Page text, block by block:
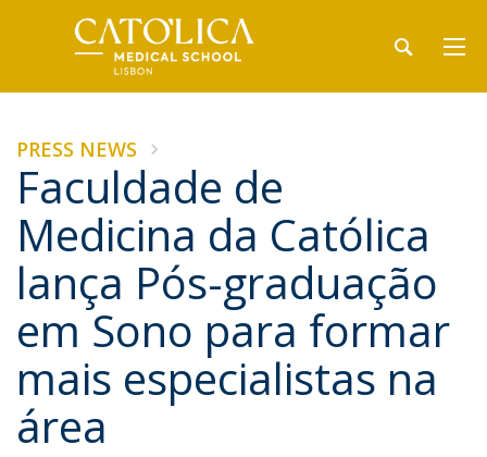
PRESS NEWS
Faculdade de
Medicina da Católica
lança Pós-graduação
em Sono para formar
mais especialistas na
área